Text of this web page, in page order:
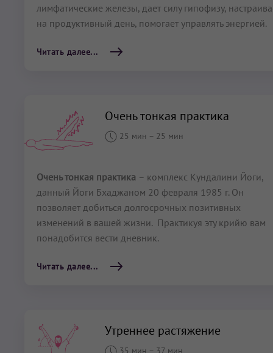
лимфатические железы, дает силу гипофизу,
на продуктивный день, помогает управлять энергией.
Читать далее...
Очень тонкая практика
25 мин – 25 мин
Очень тонкая практика – комплекс Кундалини Йоги,
данный Йоги Бхаджаном 20 февраля 1985 г. Он
позволяет добиться долгосрочных позитивных
изменений в вашей жизни. Практикуя эту крийю вам
понадобится вести дневник.
Читать далее...
Утреннее растяжение
35 мин – 37 мин